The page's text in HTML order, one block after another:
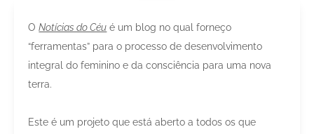
ONotícias do Céu é um blog no qual forneço
“ferramentas” para o processo de desenvolvimento
integral do feminino e da consciência para uma nova
terra.
Este é um projeto que está aberto a todos os que